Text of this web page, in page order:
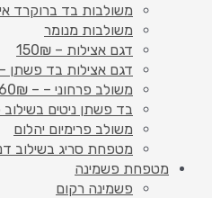
משולבות בד ברוקרד
משולבות מנומר
דגם אצילות – 150₪
דגם אצילות בד פשתן – 150₪
משולב פרחוני – – 160₪
בד פשתן ניטים בשילוב
משולב פרימיום יהלום
מטפחת סריג בשילוב
מטפחת פשמינה
פשמינה רקום